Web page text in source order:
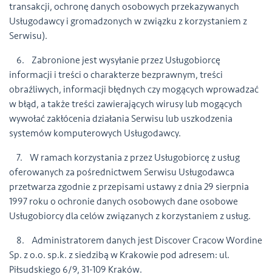
transakcji, ochronę danych osobowych przekazywanych
Usługodawcy i gromadzonych w związku z korzystaniem z
Serwisu).
6. Zabronione jest wysyłanie przez Usługobiorcę
informacji i treści o charakterze bezprawnym, treści
obraźliwych, informacji błędnych czy mogących wprowadzać
w błąd, a także treści zawierających wirusy lub mogących
wywołać zakłócenia działania Serwisu lub uszkodzenia
systemów komputerowych Usługodawcy.
7. W ramach korzystania z przez Usługobiorcę z usług
oferowanych za pośrednictwem Serwisu Usługodawca
przetwarza zgodnie z przepisami ustawy z dnia 29 sierpnia
1997 roku o ochronie danych osobowych dane osobowe
Usługobiorcy dla celów związanych z korzystaniem z usług.
8. Administratorem danych jest Discover Cracow Wordine
Sp. z o.o. sp.k. z siedzibą w Krakowie pod adresem: ul.
Piłsudskiego 6/9, 31-109 Kraków.